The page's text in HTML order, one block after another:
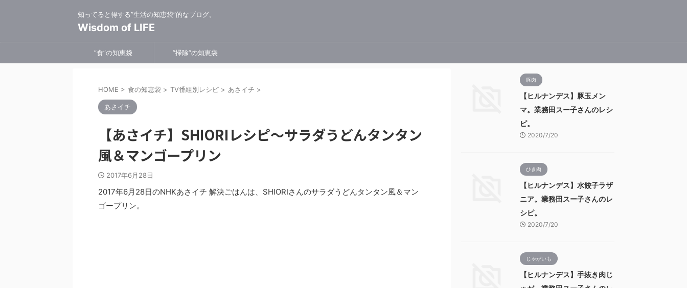
知ってると得する”生活の知恵袋”的なブログ。
Wisdom of LIFE
”食”の知恵袋 ”掃除”の知恵袋
HOME > 食の知恵袋 > TV番組別レシピ > あさイチ >
あさイチ
【あさイチ】SHIORIレシピ～サラダうどんタンタン
風＆マンゴープリン
2017年6月28日
2017年6月28日のNHKあさイチ 解決ごはんは、SHIORIさんのサラダうどんタンタン風＆マン
ゴープリン。
豚肉
【ヒルナンデス】豚玉メン
マ。業務田スー子さんのレシ
ピ。
2020/7/20
ひき肉
【ヒルナンデス】水餃子ラザ
ニア。業務田スー子さんのレ
シピ。
2020/7/20
じゃがいも
【ヒルナンデス】手抜き肉じ